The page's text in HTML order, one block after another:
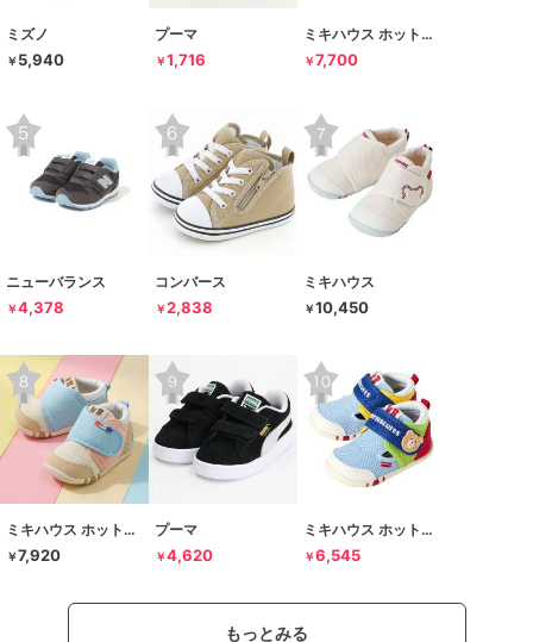
ミズノ
￥ 5,940
プーマ
￥1,716
ミキハウス ホットビスケッツ
￥7,700
ニューバランス
￥4,378
コンバース
￥2,838
ミキハウス
￥10,450
ミキハウス ホットビスケッツ
￥7,920
プーマ
￥4,620
ミキハウス ホットビスケッツ
￥6,545
もっとみる